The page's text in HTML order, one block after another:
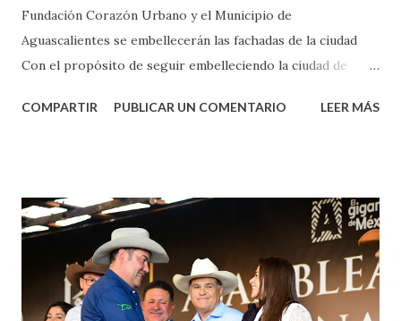
Fundación Corazón Urbano y el Municipio de
Aguascalientes se embellecerán las fachadas de la ciudad
Con el propósito de seguir embelleciendo la ciudad de
municipal, Leo Montañez dio inicio al programa
Corazón Urbano y el Municipio capital. Leo Montañez
informó que en este programa se usarán cerca de 90 mil
metros cuadrados de pintura, para dar inicio en la calle
Nieto, entre Jesús F. Elizondo y la calle 22 de Octubre, con
lo que se aplicará pintura en 66 casas. Posteriormente se
COMPARTIR PUBLICAR UN COMENTARIO LEER MÁS